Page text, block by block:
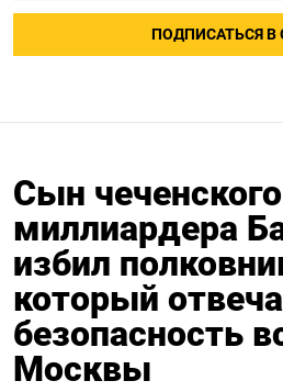
ПОДПИСАТЬСЯ В
Сын чеченского
миллиардера
избил
который
безопасность
Москвы